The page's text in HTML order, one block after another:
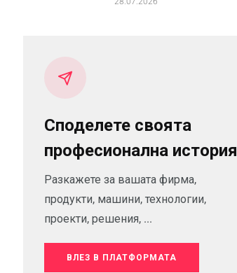
Споделете своята
професионална история
Разкажете за вашата фирма,
продукти, машини, технологии,
проекти, решения, ...
ВЛЕЗ В ПЛАТФОРМАТА